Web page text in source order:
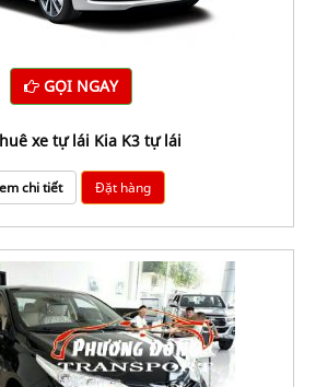
GỌI NGAY
thuê xe tự lái Kia K3 tự lái
chi tiết Đặt hàng